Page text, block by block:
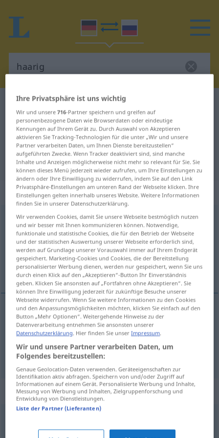
Deutsch-Russisch Wörterbuch
Deutsch-Russisch Übersetzung für
"haarig"
"haarig" Russisch Übersetzung
„haarig“
haarig
Übersicht aller Übersetzungen
(Für mehr Details die Übersetzung anklicken/antippen)
волосат\ый щекотливый
волосат\ый haarig
щекотливый haarigheikel
Synonyme für "haarig"
Ihre Privatsphäre ist uns wichtig
Wir und unsere716-Partner speichern und greifen auf
personenbezogene Daten wie Browserdaten oder eindeutige
Kennungen auf Ihrem Gerät zu. Durch Auswahl von Akzeptieren
aktivieren Sie Tracking-Technologien für die unter „Wir und unsere
Partner verarbeiten Daten, um Ihnen Dienste bereitzustellen“
aufgeführten Zwecke. Wenn Tracker deaktiviert sind, sind manche
Inhalte und Anzeigen möglicherweise nicht mehr so relevant für Sie. Sie
können dieses Menü jederzeit wieder aufrufen, um Ihre Einstellungen zu
ändern oder Ihre Einwilligung zu widerrufen, indem Sie auf den Link
Privatsphäre-Einstellungen am unteren Rand der Webseite klicken. Ihre
Einstellungen gelten innerhalb unseres Website. Weitere Informationen
finden Sie in unserer Datenschutzerklärung.
Wir verwenden Cookies, damit Sie unsere Webseite bestmöglich nutzen
und wir besser mit Ihnen kommunizieren können. Notwendige,
funktionale und statistische Cookies, die für den Betrieb der Webseite
und der statistischen Auswertung unserer Webseite erforderlich sind,
werden auf Grundlage unserer Vorauswahl immer auf Ihrem Endgerät
gespeichert. Marketing-Cookies und Cookies, die der Bereitstellung
personalisierter Werbung dienen, werden nur gespeichert, wenn Sie uns
durch einen Klick auf den „Akzeptieren“-Button Ihr Einverständnis
geben. Klicken Sie ansonsten auf „Fortfahren ohne Akzeptieren“. Sie
können Ihre Einwilligung jederzeit für zukünftige Besuche unserer
Webseite widerrufen. Wenn Sie weitere Informationen zu den Cookies
und den Anpassungsmöglichkeiten möchten, klicken Sie einfach auf den
Button „Mehr Optionen“. Weitergehende Hinweise zu der
Datenverarbeitung entnehmen Sie ansonsten unserer
Datenschutzerklärung. Hier finden Sie unserImpressum.
Wir und unsere Partner verarbeiten Daten, um
Folgendes bereitzustellen:
Genaue Geolocation-Daten verwenden. Geräteeigenschaften zur
Identifikation aktiv abfragen. Speichern von und/oder Zugriff auf
Informationen auf einem Gerät. Personalisierte Werbung und Inhalte,
Messung von Werbung und Inhalten, Zielgruppenforschung und
Entwicklung von Dienstleistungen.
Liste der Partner (Lieferanten)